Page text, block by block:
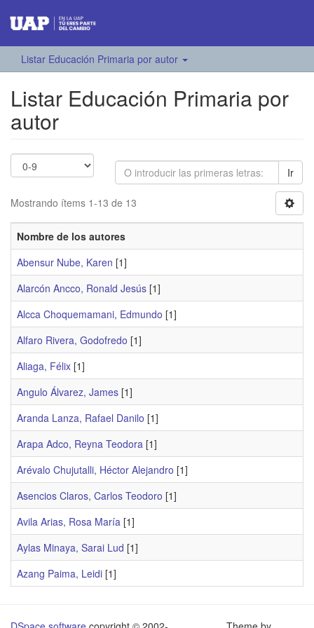
Listar Educación Primaria por autor
Listar Educación Primaria por
autor
Ir
Mostrando ítems 1-13 de 13
Nombre de los autores
Abensur Nube, Karen [1]
Alarcón Ancco, Ronald Jesús [1]
Alcca Choquemamani, Edmundo [1]
Alfaro Rivera, Godofredo [1]
Aliaga, Félix [1]
Angulo Álvarez, James [1]
Aranda Lanza, Rafael Danilo [1]
Arapa Adco, Reyna Teodora [1]
Arévalo Chujutalli, Héctor Alejandro [1]
Asencios Claros, Carlos Teodoro [1]
Avila Arias, Rosa María [1]
Aylas Minaya, Sarai Lud [1]
Azang Paima, Leidi [1]